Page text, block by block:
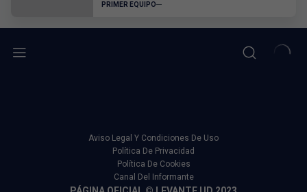
UD
PRIMER EQUIPO
Aviso Legal Y Condiciones De Uso
Política De Privacidad
Política De Cookies
Canal Del Informante